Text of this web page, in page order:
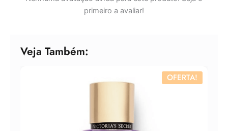
primeiro a avaliar!
Veja Também:
OFERTA!